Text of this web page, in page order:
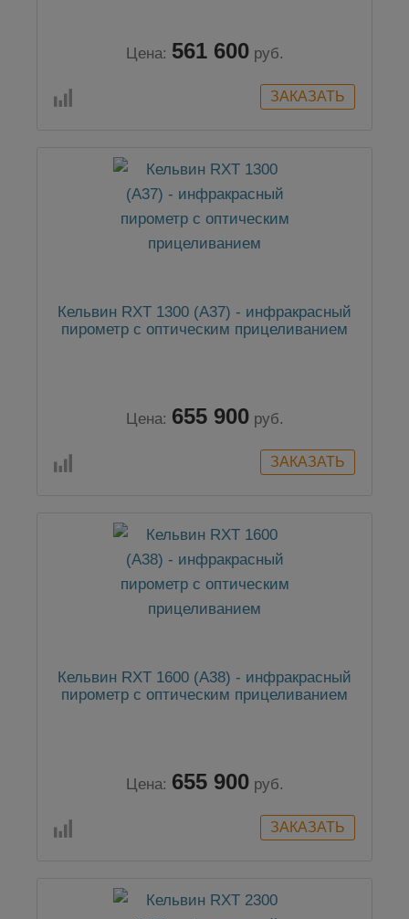
Цена: 561 600 руб.
Кельвин RXТ 1300 (А37) - инфракрасный
пирометр с оптическим прицеливанием
Цена: 655 900 руб.
Кельвин RXТ 1600 (А38) - инфракрасный
пирометр с оптическим прицеливанием
Цена: 655 900 руб.